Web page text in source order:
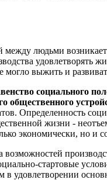
между людьми
удовлетворять
выжить и
социального
общественного
Определенность
жизни -
экономически, но и
стартовые
удовлетворении